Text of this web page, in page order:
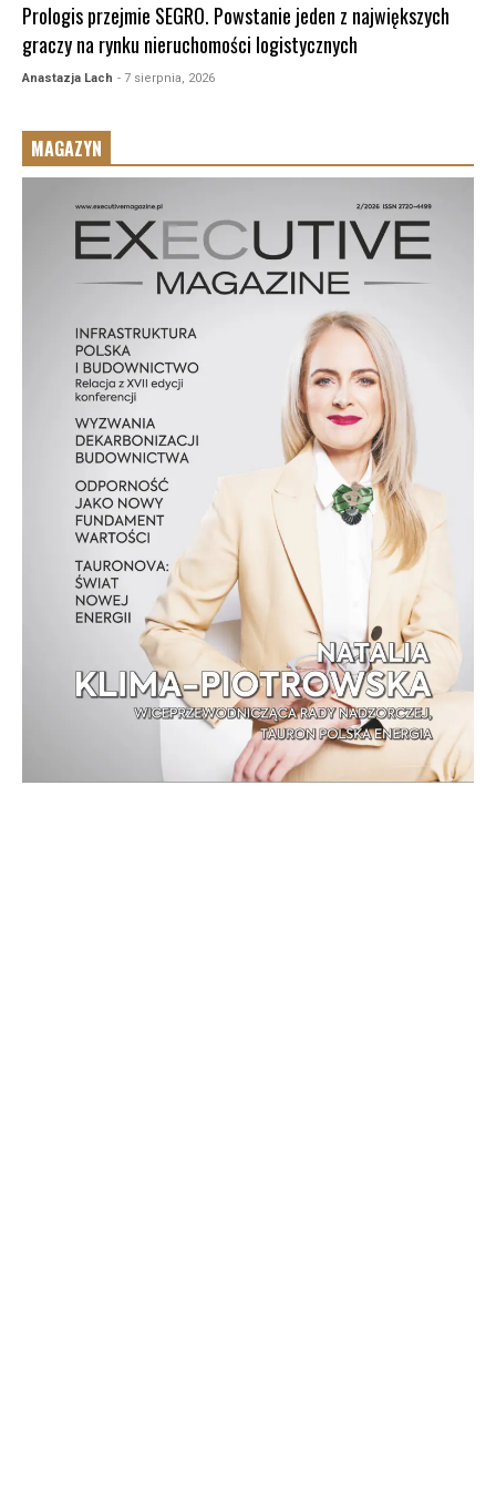
Prologis przejmie SEGRO. Powstanie jeden z największych
graczy na rynku nieruchomości logistycznych
Anastazja Lach - 7 sierpnia, 2026
MAGAZYN